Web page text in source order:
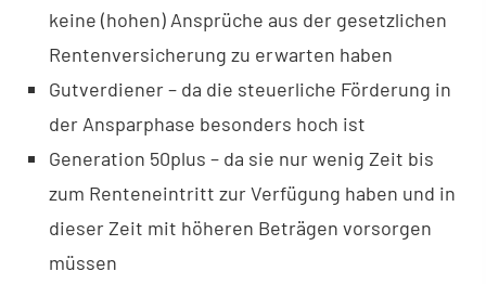
keine (hohen) Ansprüche aus der gesetzlichen
Rentenversicherung zu erwarten haben
Gutverdiener – da die steuerliche Förderung in
der Ansparphase besonders hoch ist
Generation 50plus – da sie nur wenig Zeit bis
zum Renteneintritt zur Verfügung haben und in
dieser Zeit mit höheren Beträgen vorsorgen
müssen